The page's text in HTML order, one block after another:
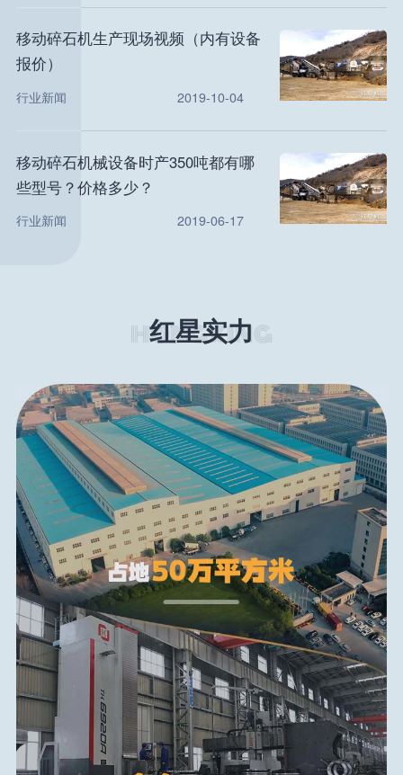
移动碎石机生产现场视频（内有设备
报价）
行业新闻 2019-10-04
移动碎石机械设备时产350吨都有哪
些型号？价格多少？
行业新闻 2019-06-17
红星实力